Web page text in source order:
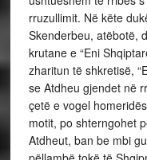
rruzullimit. Në këte
Skenderbeu, atëbotë,
krutane e “Eni
zharitun të shkretisë,
se Atdheu gjendet në
çetë e vogel
motit, po shterngohet
Atdheut, ban be mbi